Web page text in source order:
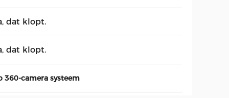
dat klopt.
dat klopt.
360-camera systeem